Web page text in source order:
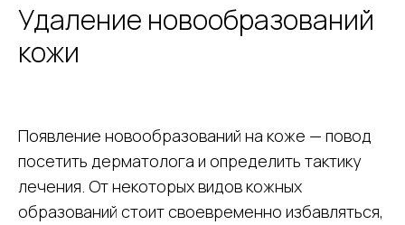
Удаление новообразований
кожи
Появление новообразований на коже — повод
посетить дерматолога и определить тактику
лечения. От некоторых видов кожных
образований стоит своевременно избавляться,